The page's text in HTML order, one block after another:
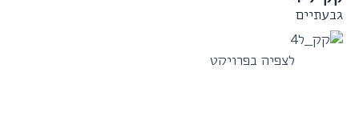
גבעתיים
לצפיה בפרויקט